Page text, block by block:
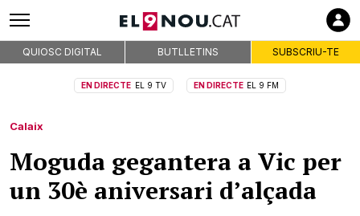
QUIOSC DIGITAL BUTLLETINS SUBSCRIU-TE
EN DIRECTE EL 9 TV EN DIRECTE EL 9 FM
Calaix
Moguda gegantera a Vic per
un 30è aniversari d’alçada